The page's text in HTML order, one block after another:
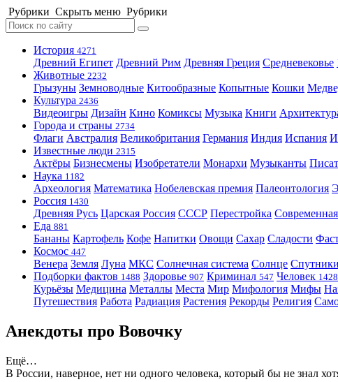
Рубрики Скрыть меню Рубрики
История 4271
Древний Египет Древний Рим Древняя Греция Средневековье
Животные 2232
Грызуны Земноводные Китообразные Копытные Кошки
Культура 2436
Видеоигры Дизайн Кино Комиксы Музыка Книги
Города и страны 2734
Флаги Австралия Великобритания Германия Индия Испания
Известные люди 2315
Актёры Бизнесмены Изобретатели Монархи Музыканты
Наука 1182
Археология Математика Нобелевская премия Палеонтология
Россия 1430
Древняя Русь Царская Россия СССР Перестройка
Еда 881
Бананы Картофель Кофе Напитки Овощи Сахар Сладости
Космос 447
Венера Земля Луна МКС Солнечная система Солнце Спутники
Подборки фактов 1488 Здоровье 907 Криминал 547 Человек 1428
Курьёзы Медицина Металлы Места Мир Мифология Мифы
Путешествия Работа Радиация Растения Рекорды Религия
Анекдоты про Вовочку
Ещё…
В России, наверное, нет ни одного человека, который бы не знал